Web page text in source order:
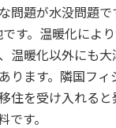
問題が水没問題
す。温暖化によ
温暖化以外にも
ります。隣国フ
住を受け入れる
です。